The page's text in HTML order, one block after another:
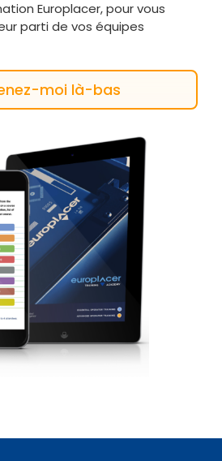
Europlacer, pour vous
parti de vos équipes
moi là-bas